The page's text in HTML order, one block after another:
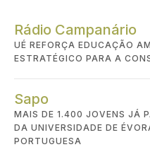
Rádio Campanário
UÉ REFORÇA EDUCAÇÃO
ESTRATÉGICO PARA A
Sapo
MAIS DE 1.400 JOVENS JÁ
DA UNIVERSIDADE DE
PORTUGUESA